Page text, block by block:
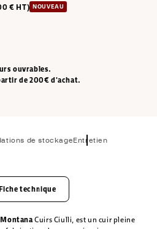
€ HT) NOUVEAU
ouvrables.
de 200€ d'achat.
de stockageEntretien
Fiche technique
Montana Cuirs Ciulli, est un cuir pleine